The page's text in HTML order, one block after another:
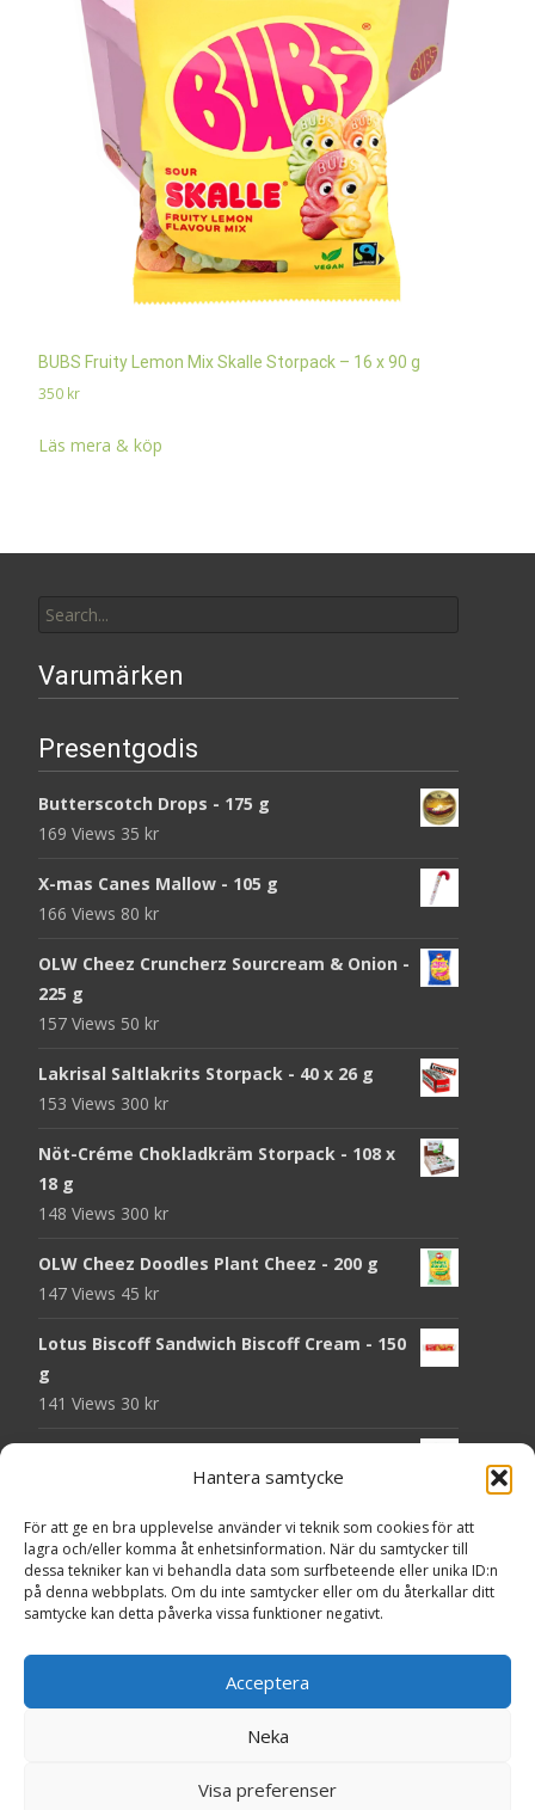
Hantera samtycke
För att ge en bra upplevelse använder vi teknik som cookies för att
lagra och/eller komma åt enhetsinformation. När du samtycker till
dessa tekniker kan vi behandla data som surfbeteende eller unika ID:n
på denna webbplats. Om du inte samtycker eller om du återkallar ditt
samtycke kan detta påverka vissa funktioner negativt.
Acceptera
Neka
Visa preferenser
BUBS Fruity Lemon Mix Skalle Storpack – 16 x 90 g
350 kr
Läs mera & köp
for:
Varumärken
Presentgodis
Butterscotch Drops - 175 g
169 Views 35 kr
X-mas Canes Mallow - 105 g
166 Views 80 kr
OLW Cheez Cruncherz Sourcream & Onion -
225 g
157 Views 50 kr
Lakrisal Saltlakrits Storpack - 40 x 26 g
153 Views 300 kr
Nöt-Créme Chokladkräm Storpack - 108 x
18 g
148 Views 300 kr
OLW Cheez Doodles Plant Cheez - 200 g
147 Views 45 kr
Lotus Biscoff Sandwich Biscoff Cream - 150
g
141 Views 30 kr
Pringles Hot Kickin' Sour Cream Chips - 160
g
138 Views50kr
Powered by WordPress, Themei-craftby TemplatesNext.